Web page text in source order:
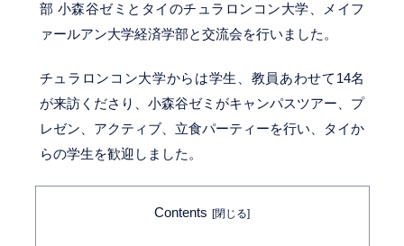
部 小森谷ゼミとタイのチュラロンコン大学、メイフ
ァールアン大学経済学部と交流会を行いました。
チュラロンコン大学からは学生、教員あわせて14名
が来訪くださり、小森谷ゼミがキャンパスツアー、プ
レゼン、アクティブ、立食パーティーを行い、タイか
らの学生を歓迎しました。
Contents